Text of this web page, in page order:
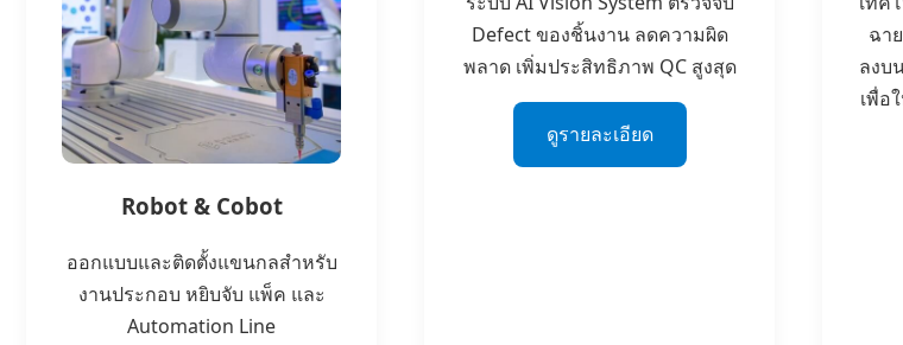
Robot & Cobot
ออกแบบและติดตั้งแขนกลสำหรับ
งานประกอบ หยิบจับ แพ็ค และ
Automation Line
Defect ของชิ้นงาน ลดความผิด
พลาด เพิ่มประสิทธิภาพ QC สูงสุด
ดูรายละเอียด
ฉา
ลงบ
เพื่อ